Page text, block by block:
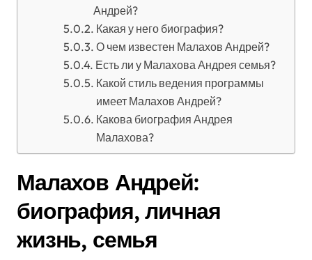
Андрей?
Какая у него биография?
О чем известен Малахов Андрей?
Есть ли у Малахова Андрея семья?
Какой стиль ведения программы
имеет Малахов Андрей?
Какова биография Андрея
Малахова?
Малахов Андрей:
биография, личная
жизнь, семья